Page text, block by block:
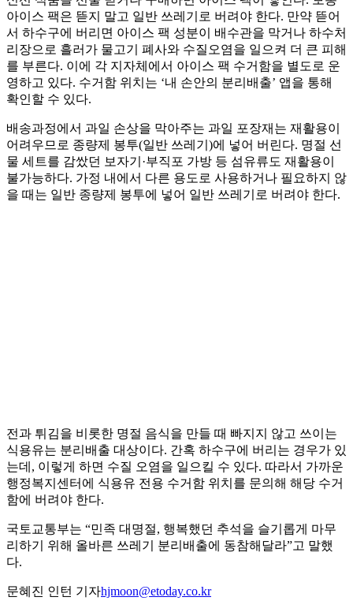
아이스 팩은 뜯지 말고 일반 쓰레기로 버려야 한다. 만약 뜯어
서 하수구에 버리면 아이스 팩 성분이 배수관을 막거나 하수처
리장으로 흘러가 물고기 폐사와 수질오염을 일으켜 더 큰 피해
를 부른다. 이에 각 지자체에서 아이스 팩 수거함을 별도로 운
영하고 있다. 수거함 위치는 ‘내 손안의 분리배출’ 앱을 통해
확인할 수 있다.
배송과정에서 과일 손상을 막아주는 과일 포장재는 재활용이
어려우므로 종량제 봉투(일반 쓰레기)에 넣어 버린다. 명절 선
물 세트를 감쌌던 보자기·부직포 가방 등 섬유류도 재활용이
불가능하다. 가정 내에서 다른 용도로 사용하거나 필요하지 않
을 때는 일반 종량제 봉투에 넣어 일반 쓰레기로 버려야 한다.
전과 튀김을 비롯한 명절 음식을 만들 때 빠지지 않고 쓰이는
식용유는 분리배출 대상이다. 간혹 하수구에 버리는 경우가 있
는데, 이렇게 하면 수질 오염을 일으킬 수 있다. 따라서 가까운
행정복지센터에 식용유 전용 수거함 위치를 문의해 해당 수거
함에 버려야 한다.
국토교통부는 “민족 대명절, 행복했던 추석을 슬기롭게 마무
리하기 위해 올바른 쓰레기 분리배출에 동참해달라”고 말했
다.
문혜진 인턴 기자hjmoon@etoday.co.kr